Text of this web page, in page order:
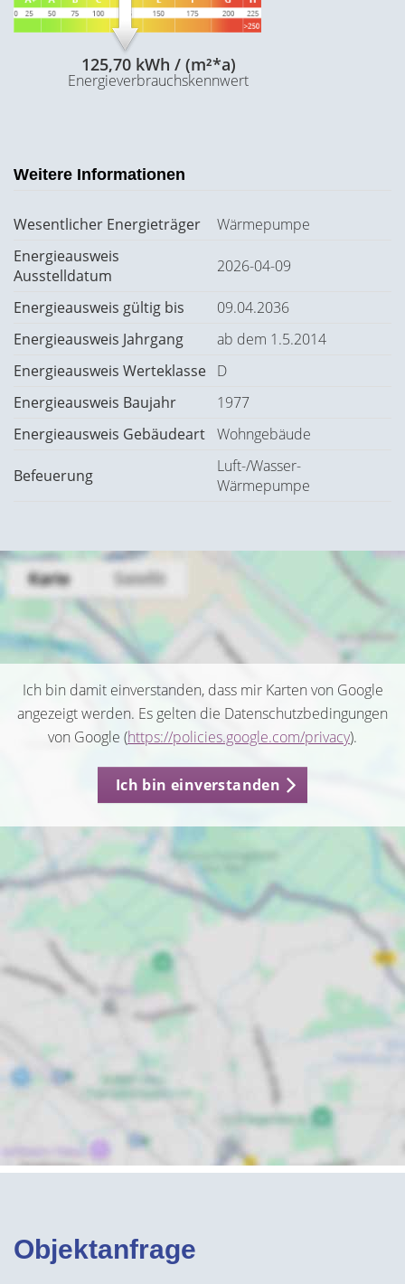
125,70 kWh / (m²*a)
Energieverbrauchskennwert
Weitere Informationen
Wesentlicher Energieträger
Wärmepumpe
Energieausweis
Ausstelldatum
2026-04-09
Energieausweis gültig bis
09.04.2036
Energieausweis Jahrgang
ab dem 1.5.2014
Energieausweis Werteklasse D
Energieausweis Baujahr
1977
Energieausweis Gebäudeart Wohngebäude
Befeuerung
Luft-/Wasser-
Wärmepumpe
Ich bin damit einverstanden, dass mir Karten von Google
angezeigt werden. Es gelten die Datenschutzbedingungen
von Google (https://policies.google.com/privacy).
Ich bin einverstanden
Objektanfrage